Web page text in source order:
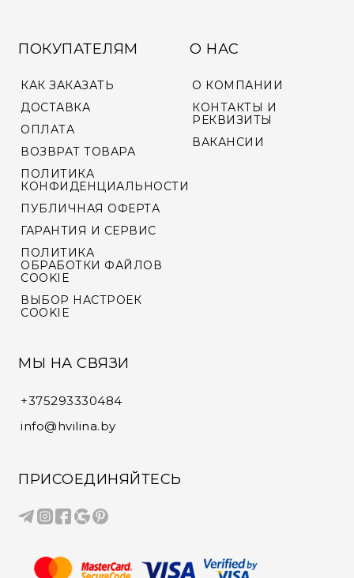
ПОКУПАТЕЛЯМ
КАК ЗАКАЗАТЬ
ДОСТАВКА
ОПЛАТА
ВОЗВРАТ ТОВАРА
ПОЛИТИКА
КОНФИДЕНЦИАЛЬНОСТИ
ПУБЛИЧНАЯ ОФЕРТА
ГАРАНТИЯ И СЕРВИС
ПОЛИТИКА
ОБРАБОТКИ ФАЙЛОВ
COOKIE
ВЫБОР НАСТРОЕК
COOKIE
О НАС
О КОМПАНИИ
КОНТАКТЫ И
РЕКВИЗИТЫ
ВАКАНСИИ
МЫ НА СВЯЗИ
+375293330484
info@hvilina.by
ПРИСОЕДИНЯЙТЕСЬ